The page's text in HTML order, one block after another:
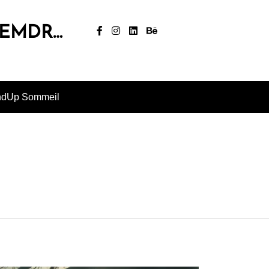
Sommeil